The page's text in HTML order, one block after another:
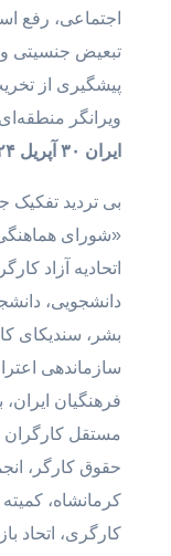
اجتماعی، رفع
تبعیض جنسیتی و
پیشگیری از
ویرانگر
ایران ۳۰ آپریل ۲۰۲۴)
بی تردید تفکیک
«شورای
اتحادیه آزاد
دانشجویی،
بشر، سندیکای
سازماندهی
فرهنگیان ایران،
مستقل کارگران
حقوق کارگر،
کرمانشاه،
کارگری، اتحاد